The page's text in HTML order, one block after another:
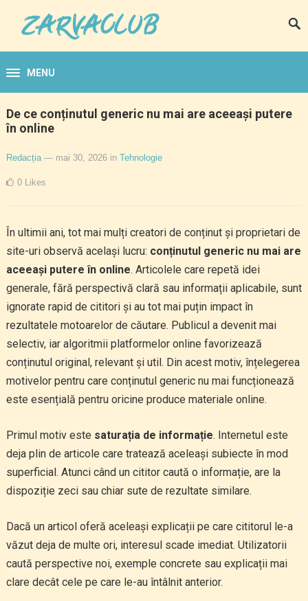
MENU
De ce conținutul generic nu mai are aceeași putere
în online
Redacția — mai 30, 2026 in Tehnologie
0 Likes
În ultimii ani, tot mai mulți creatori de conținut și proprietari de
site-uri observă același lucru: conținutul generic nu mai are
aceeași putere în online. Articolele care repetă idei
generale, fără perspectivă clară sau informații aplicabile, sunt
ignorate rapid de cititori și au tot mai puțin impact în
rezultatele motoarelor de căutare. Publicul a devenit mai
selectiv, iar algoritmii platformelor online favorizează
conținutul original, relevant și util. Din acest motiv, înțelegerea
motivelor pentru care conținutul generic nu mai funcționează
este esențială pentru oricine produce materiale online.
Primul motiv este saturația de informație. Internetul este
deja plin de articole care tratează aceleași subiecte în mod
superficial. Atunci când un cititor caută o informație, are la
dispoziție zeci sau chiar sute de rezultate similare.
Dacă un articol oferă aceleași explicații pe care cititorul le-a
văzut deja de multe ori, interesul scade imediat. Utilizatorii
caută perspective noi, exemple concrete sau explicații mai
clare decât cele pe care le-au întâlnit anterior.